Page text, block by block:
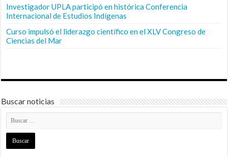
Investigador UPLA participó en histórica Conferencia
Internacional de Estudios Indígenas
Curso impulsó el liderazgo científico en el XLV Congreso de
Ciencias del Mar
Buscar noticias